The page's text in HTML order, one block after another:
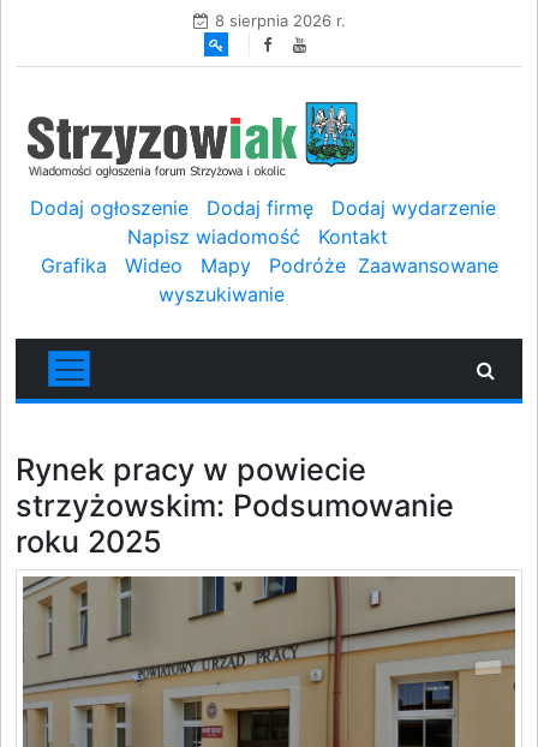
8 sierpnia 2026 r.
Dodaj ogłoszenie Dodaj firmę
Dodaj wydarzenie
Napisz wiadomość
Kontakt
Grafika
Wideo Mapy Podróże Zaawansowane
wyszukiwanie
Rynek pracy w powiecie
strzyżowskim: Podsumowanie
roku 2025